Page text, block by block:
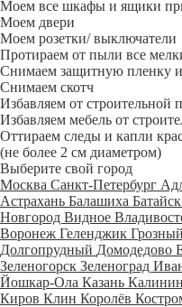
Моем все шкафы и ящики
Моем двери
Моем розетки/ выключатели
Протираем от пыли все
Снимаем защитную пленку
Снимаем скотч
Избавляем от
Избавляем мебель от
Оттираем следы и капли
(не более 2 см диаметром)
Выберите свой город
Москва Санкт-Петербург
Астрахань Балашиха Батайск
Новгород Видное
Воронеж Геленджик Грозный
Долгопрудный Домодедово
Зеленогорск Зеленоград
Йошкар-Ола Казань
Киров Клин Королёв